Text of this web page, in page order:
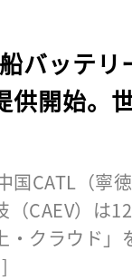
バッテリ
供開始。
国CATL（寧
CAEV）は
・クラウド」